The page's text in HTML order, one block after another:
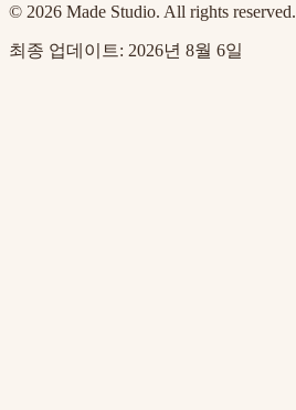
© 2026 Made Studio. All rights reserved.
최종 업데이트: 2026년 8월 6일